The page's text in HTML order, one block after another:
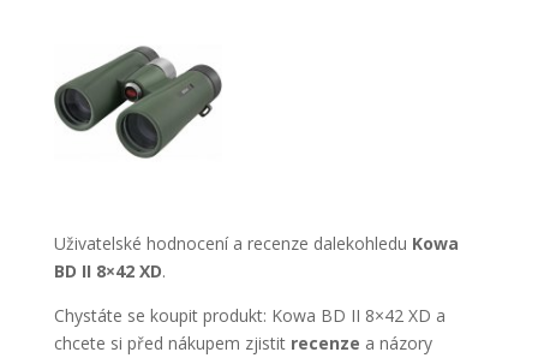
Uživatelské hodnocení a recenze dalekohledu Kowa
BD II 8×42 XD.
Chystáte se koupit produkt: Kowa BD II 8×42 XD a
chcete si před nákupem zjistit recenze a názory